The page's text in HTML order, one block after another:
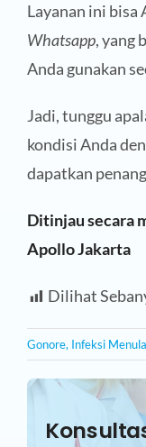
Layanan ini bisa
Whatsapp, yang
Anda gunakan
Jadi, tunggu
kondisi Anda
dapatkan
Ditinjau secara
Apollo Jakarta
Dilihat
Gonore, Infeksi